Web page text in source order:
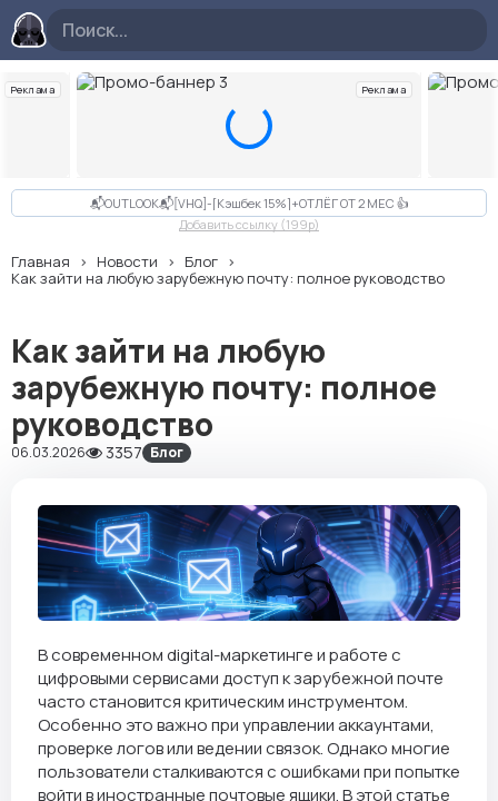
Реклама Реклама
Слайд 3 из 10
📬OUTLOOK📬[VHQ]-[Кэшбек 15%]+ОТЛЁГ ОТ 2 МЕС 👍
Добавить ссылку (199p)
Главная Новости
Блог
Как зайти на любую зарубежную почту: полное руководство
Как зайти на любую
зарубежную почту: полное
руководство
06.03.2026 3357 Блог
В современном digital-маркетинге и работе с
цифровыми сервисами доступ к зарубежной почте
часто становится критическим инструментом.
Особенно это важно при управлении аккаунтами,
проверке логов или ведении связок. Однако многие
пользователи сталкиваются с ошибками при попытке
войти в иностранные почтовые ящики. В этой статье